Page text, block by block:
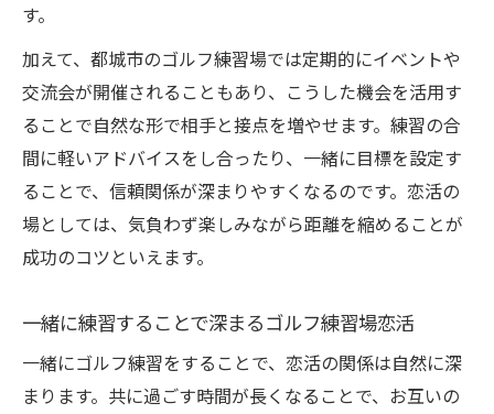
す。
加えて、都城市のゴルフ練習場では定期的にイベントや
交流会が開催されることもあり、こうした機会を活用す
ることで自然な形で相手と接点を増やせます。練習の合
間に軽いアドバイスをし合ったり、一緒に目標を設定す
ることで、信頼関係が深まりやすくなるのです。恋活の
場としては、気負わず楽しみながら距離を縮めることが
成功のコツといえます。
一緒に練習することで深まるゴルフ練習場恋活
一緒にゴルフ練習をすることで、恋活の関係は自然に深
まります。共に過ごす時間が長くなることで、お互いの